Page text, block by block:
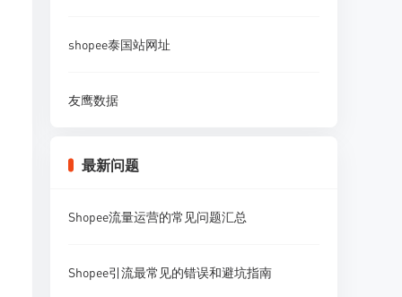
shopee泰国站网址
友鹰数据
最新问题
Shopee流量运营的常见问题汇总
Shopee引流最常见的错误和避坑指南